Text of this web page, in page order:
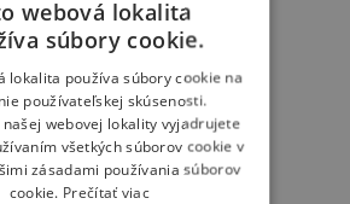
webová lokalita
súbory cookie.
lokalita používa súbory cookie na
používateľskej skúsenosti.
našej webovej lokality vyjadrujete
všetkých súborov cookie v
zásadami používania súborov
cookie. Prečítať viac